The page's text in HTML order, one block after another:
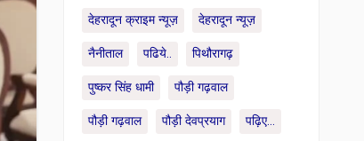
देहरादून क्राइम न्यूज़ देहरादून न्यूज़
नैनीताल पढिये.. पिथौरागढ़
पुष्कर सिंह धामी पौड़ी गढ़वाल
पौड़ी गढ़वाल पौड़ी देवप्रयाग पढ़िए...